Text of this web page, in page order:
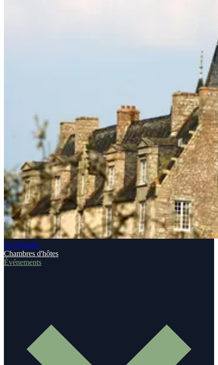
Les Details
Chambres d'hôtes
Événements